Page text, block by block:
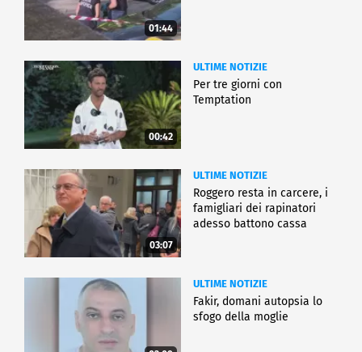
01:44
00:42
ULTIME NOTIZIE
Per tre giorni con
Temptation
03:07
ULTIME NOTIZIE
Roggero resta in carcere, i
famigliari dei rapinatori
adesso battono cassa
ULTIME NOTIZIE
Fakir, domani autopsia lo
sfogo della moglie